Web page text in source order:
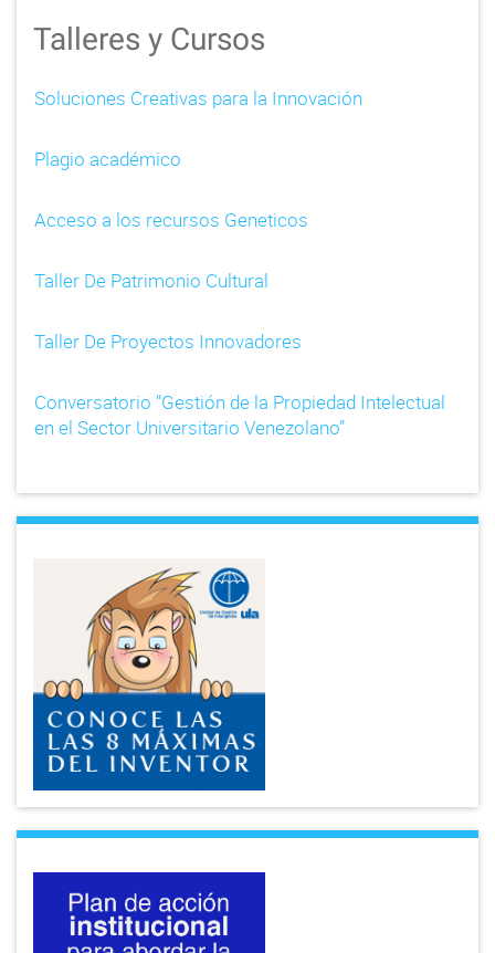
Talleres y Cursos
Soluciones Creativas para la Innovación
Plagio académico
Acceso a los recursos Geneticos
Taller De Patrimonio Cultural
Taller De Proyectos Innovadores
Conversatorio “Gestión de la Propiedad Intelectual
en el Sector Universitario Venezolano”